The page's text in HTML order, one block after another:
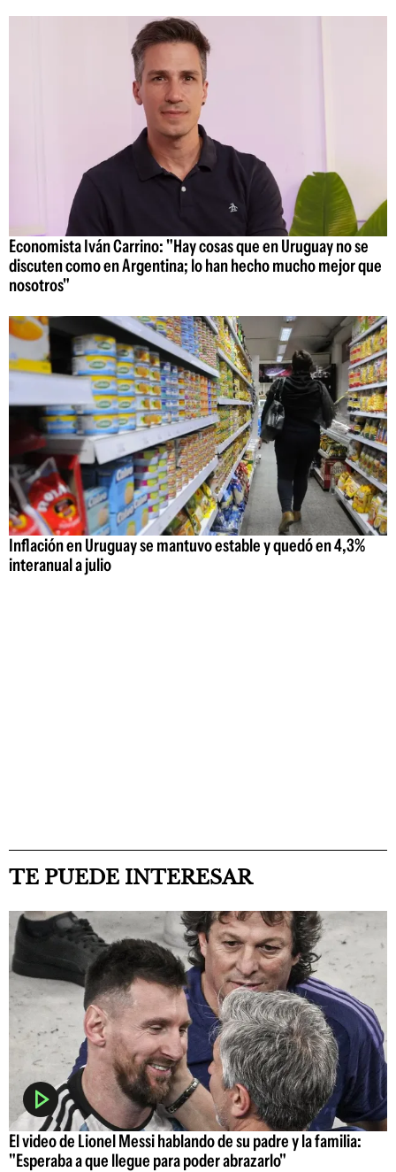
Economista Iván Carrino: "Hay cosas que en Uruguay no se
discuten como en Argentina; lo han hecho mucho mejor que
nosotros"
Inflación en Uruguay se mantuvo estable y quedó en 4,3%
interanual a julio
TE PUEDE INTERESAR
El video de Lionel Messi hablando de su padre y la familia:
"Esperaba a que llegue para poder abrazarlo"